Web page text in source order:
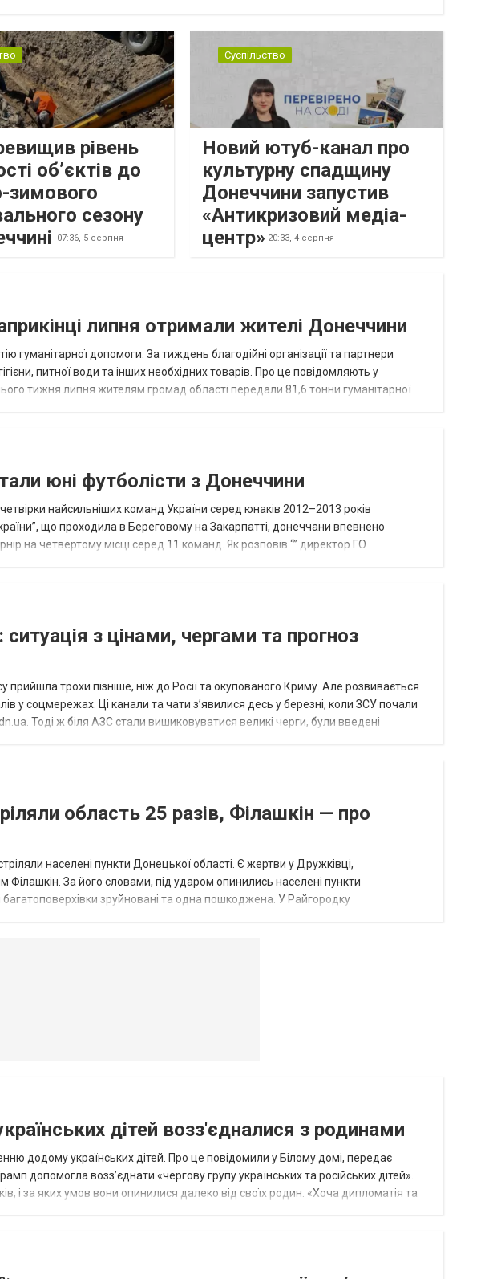
рівень
об’єктів до
зимового
сезону
07:36, 5 серпня
Суспільство
Новий ютуб-канал про
культурну спадщину
Донеччини запустив
«Антикризовий медіа-
центр» 20:33, 4 серпня
липня отримали жителі Донеччини
гуманітарної допомоги. За тиждень благодійні організації та партнери
питної води та інших необхідних товарів. Про це повідомляють у
тижня липня жителям громад області передали 81,6 тонни гуманітарної
юні футболісти з Донеччини
найсильніших команд України серед юнаків 2012–2013 років
що проходила в Береговому на Закарпатті, донеччани впевнено
на четвертому місці серед 11 команд. Як розповів “” директор ГО
з цінами, чергами та прогноз
трохи пізніше, ніж до Росії та окупованого Криму. Але розвивається
у соцмережах. Ці канали та чати з’явилися десь у березні, коли ЗСУ почали
Тоді ж біля АЗС стали вишиковуватися великі черги, були введені
область 25 разів, Філашкін — про
населені пункти Донецької області. Є жертви у Дружківці,
За його словами, під ударом опинились населені пункти
зруйновані та одна пошкоджена. У Райгородку
дітей возз'єдналися з родинами
додому українських дітей. Про це повідомили у Білому домі, передає
допомогла возз’єднати «чергову групу українських та російських дітей».
і за яких умов вони опинилися далеко від своїх родин. «Хоча дипломатія та